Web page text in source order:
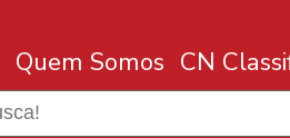
Quem Somos CN